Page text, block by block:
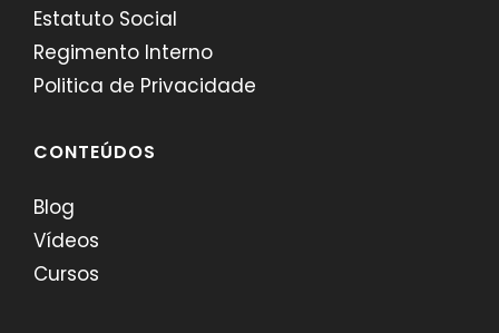
Estatuto Social
Regimento Interno
Politica de Privacidade
CONTEÚDOS
Blog
Vídeos
Cursos